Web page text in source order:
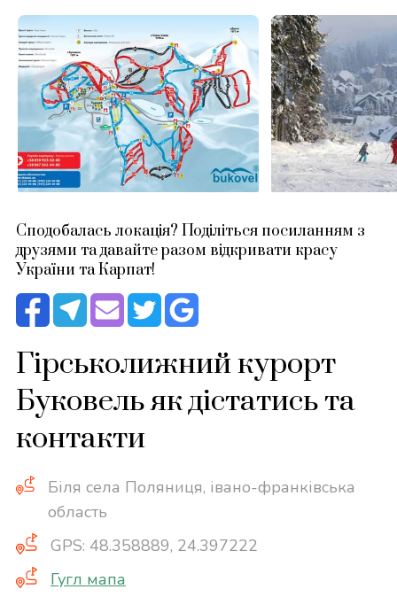
Сподобалась локація? Поділіться посиланням з
друзями та давайте разом відкривати красу
України та Карпат!
Гірськолижний курорт
Буковель як дістатись та
контакти
Біля села Поляниця, івано-франківська
область
GPS: 48.358889, 24.397222
Гугл мапа